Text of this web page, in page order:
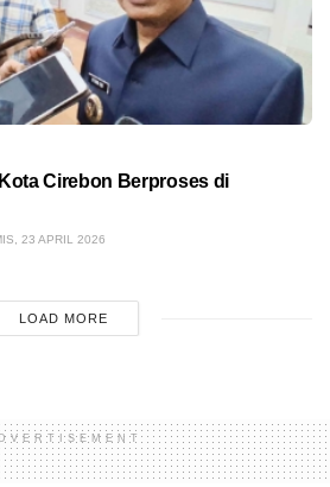
Cirebon Berproses di
23 APRIL 2026
LOAD MORE